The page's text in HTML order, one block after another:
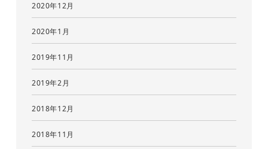
2020年12月
2020年1月
2019年11月
2019年2月
2018年12月
2018年11月